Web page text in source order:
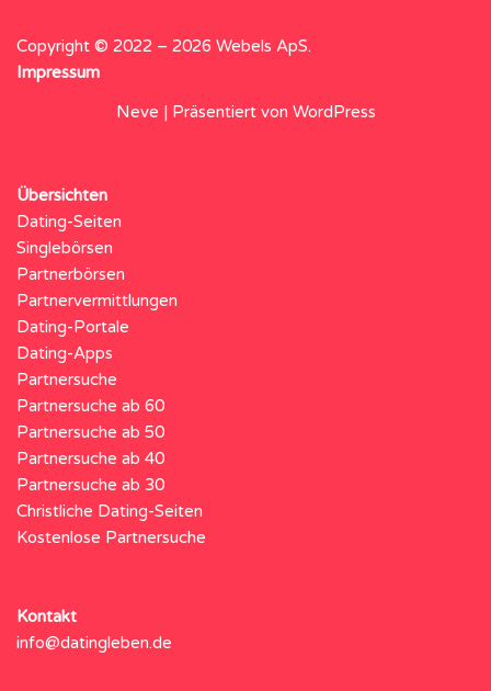
Copyright © 2022 – 2026 Webels ApS.
Impressum
Neve | Präsentiert von WordPress
Übersichten
Dating-Seiten
Singlebörsen
Partnerbörsen
Partnervermittlungen
Dating-Portale
Dating-Apps
Partnersuche
Partnersuche ab 60
Partnersuche ab 50
Partnersuche ab 40
Partnersuche ab 30
Christliche Dating-Seiten
Kostenlose Partnersuche
Kontakt
info@datingleben.de